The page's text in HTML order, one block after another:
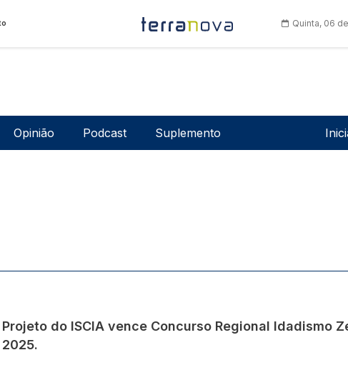
Quinta, 06
Opinião Podcast Suplemento
Projeto do ISCIA vence Concurso Regional Idadismo
2025.